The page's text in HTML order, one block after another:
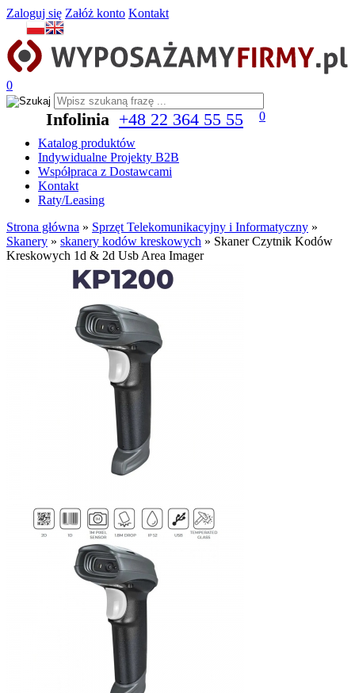
Zaloguj się Załóż konto Kontakt
0
Infolinia +48 22 364 55 55
0
Katalog produktów
Indywidualne Projekty B2B
Współpraca z Dostawcami
Kontakt
Raty/Leasing
Strona główna » Sprzęt Telekomunikacyjny i Informatyczny »
Skanery » skanery kodów kreskowych » Skaner Czytnik Kodów
Kreskowych 1d & 2d Usb Area Imager